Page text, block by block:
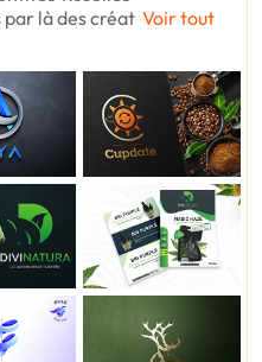
par là des créat Voir tout